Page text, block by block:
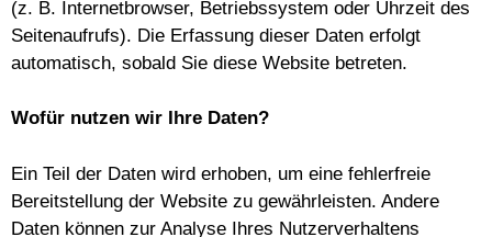
(z. B. Internetbrowser, Betriebssystem oder Uhrzeit des
Seitenaufrufs). Die Erfassung dieser Daten erfolgt
automatisch, sobald Sie diese Website betreten.
Wofür nutzen wir Ihre Daten?
Ein Teil der Daten wird erhoben, um eine fehlerfreie
Bereitstellung der Website zu gewährleisten. Andere
Daten können zur Analyse Ihres Nutzerverhaltens